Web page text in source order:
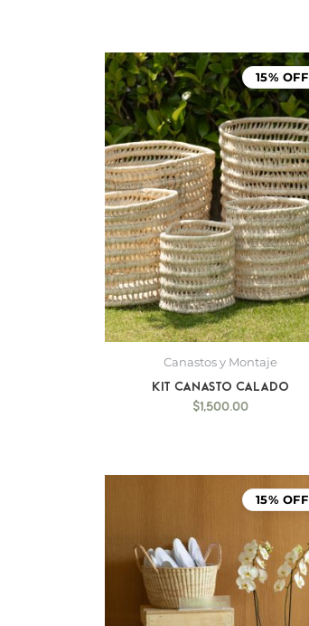
15% OFF
Canastos y Montaje
Kit Canasto Calado
$1,500.00
15% OFF